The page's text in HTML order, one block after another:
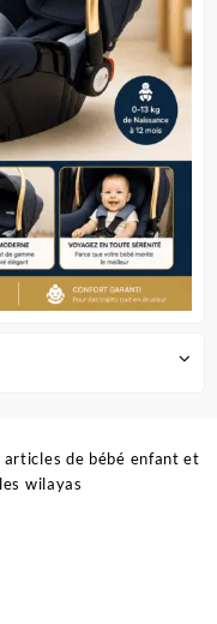
de bébé enfant et
wilayas